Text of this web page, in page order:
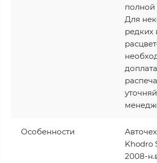
полной
Для
редких
Особенности
Khodro
2008-